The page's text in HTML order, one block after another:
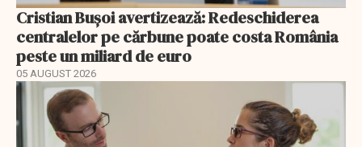
Cristian Bușoi avertizează: Redeschiderea
centralelor pe cărbune poate costa România
peste un miliard de euro
05 AUGUST 2026